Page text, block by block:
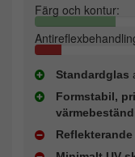
Färg och kontur:
Standardglas
Formstabil,
Reflekterande